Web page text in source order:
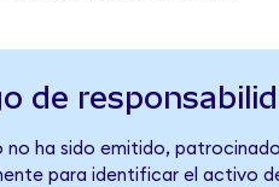
de
no ha sido emitido,
para identificar el activo